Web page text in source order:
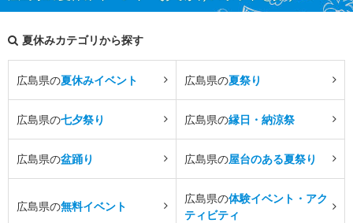
夏休みカテゴリから探す
広島県の夏休みイベント 広島県の夏祭り
広島県の七夕祭り 広島県の縁日・納涼祭
広島県の盆踊り 広島県の屋台のある夏祭り
広島県の無料イベント
広島県の体験イベント・アク
ティビティ